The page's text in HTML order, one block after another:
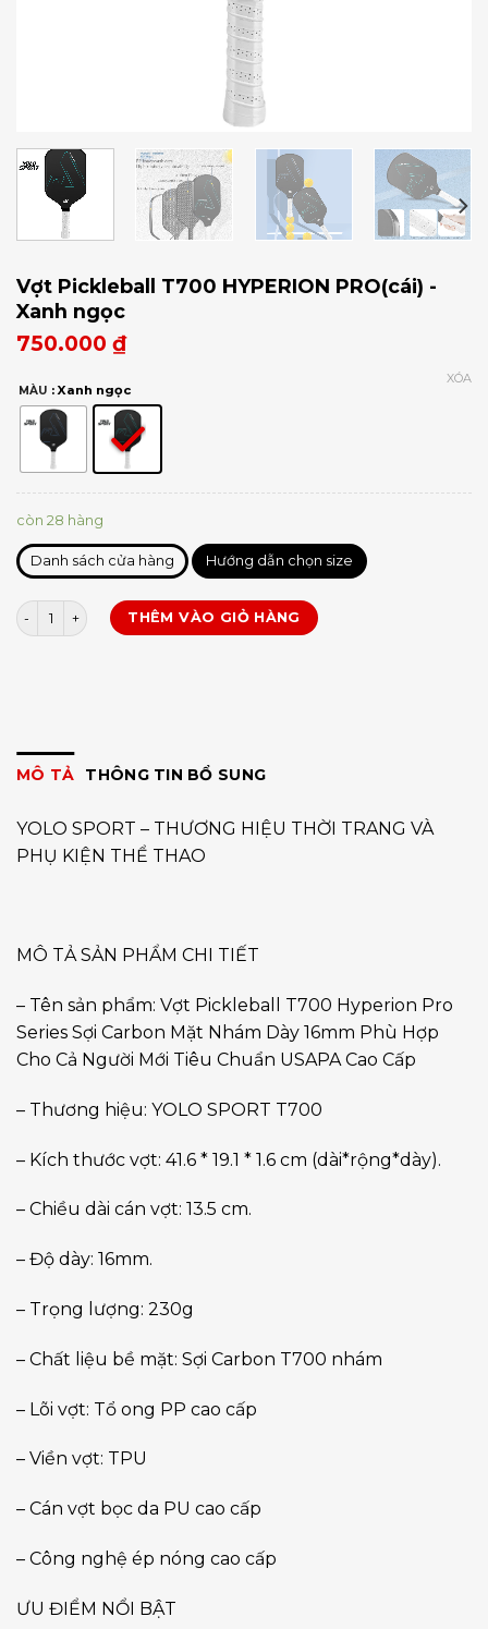
Vợt Pickleball T700 HYPERION PRO(cái) -
Xanh ngọc
750.000 ₫
MÀU : Xanh ngọc
XÓA
còn 28 hàng
Danh sách cửa hàng Hướng dẫn chọn size
Vợt Pickleball T700 HYPERION PRO(cái) số lượng
THÊM VÀO GIỎ HÀNG
MÔ TẢ THÔNG TIN BỔ SUNG
YOLO SPORT – THƯƠNG HIỆU THỜI TRANG VÀ
PHỤ KIỆN THỂ THAO
MÔ TẢ SẢN PHẨM CHI TIẾT
– Tên sản phẩm: Vợt Pickleball T700 Hyperion Pro
Series Sợi Carbon Mặt Nhám Dày 16mm Phù Hợp
Cho Cả Người Mới Tiêu Chuẩn USAPA Cao Cấp
– Thương hiệu: YOLO SPORT T700
– Kích thước vợt: 41.6 * 19.1 * 1.6 cm (dài*rộng*dày).
– Chiều dài cán vợt: 13.5 cm.
– Độ dày: 16mm.
– Trọng lượng: 230g
– Chất liệu bề mặt: Sợi Carbon T700 nhám
– Lõi vợt: Tổ ong PP cao cấp
– Viền vợt: TPU
– Cán vợt bọc da PU cao cấp
– Công nghệ ép nóng cao cấp
ƯU ĐIỂM NỔI BẬT